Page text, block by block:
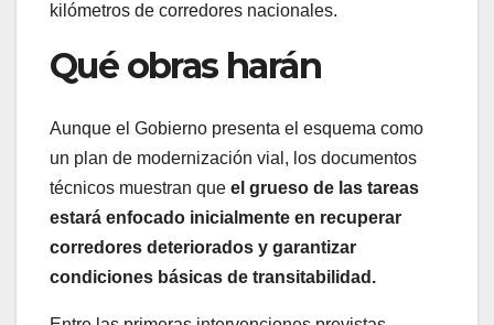
kilómetros de corredores nacionales.
Qué obras harán
Aunque el Gobierno presenta el esquema como
un plan de modernización vial, los documentos
técnicos muestran que el grueso de las tareas
estará enfocado inicialmente en recuperar
corredores deteriorados y garantizar
condiciones básicas de transitabilidad.